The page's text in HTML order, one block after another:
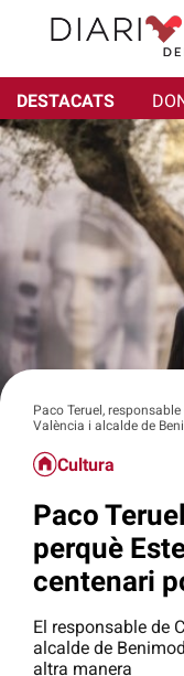
DESTACATS
Paco Teruel,
València i alcalde de
Cultura
Paco
perquè
centenari
El responsable de
alcalde de
altra manera